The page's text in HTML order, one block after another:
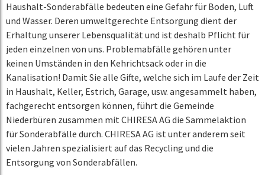
Haushalt-Sonderabfälle bedeuten eine Gefahr für Boden, Luft
und Wasser. Deren umweltgerechte Entsorgung dient der
Erhaltung unserer Lebensqualität und ist deshalb Pflicht für
jeden einzelnen von uns. Problemabfälle gehören unter
keinen Umständen in den Kehrichtsack oder in die
Kanalisation! Damit Sie alle Gifte, welche sich im Laufe der Zeit
in Haushalt, Keller, Estrich, Garage, usw. angesammelt haben,
fachgerecht entsorgen können, führt die Gemeinde
Niederbüren zusammen mit CHIRESA AG die Sammelaktion
für Sonderabfälle durch. CHIRESA AG ist unter anderem seit
vielen Jahren spezialisiert auf das Recycling und die
Entsorgung von Sonderabfällen.